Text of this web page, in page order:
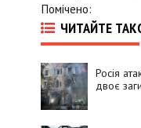
Помічено:
ЧИТАЙТЕ
Росія
двоє